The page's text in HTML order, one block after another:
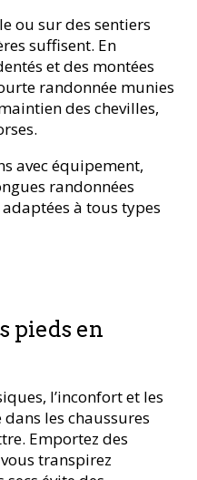
ou sur des sentiers
suffisent. En
et des montées
randonnée munies
des chevilles,
avec équipement,
randonnées
à tous types
pieds en
l’inconfort et les
les chaussures
Emportez des
transpirez